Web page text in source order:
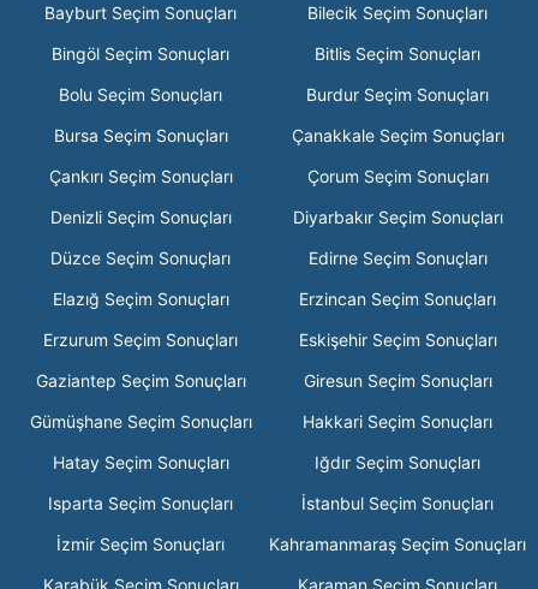
Bayburt Seçim Sonuçları
Bilecik Seçim Sonuçları
Bingöl Seçim Sonuçları
Bitlis Seçim Sonuçları
Bolu Seçim Sonuçları
Burdur Seçim Sonuçları
Bursa Seçim Sonuçları
Çanakkale Seçim Sonuçları
Çankırı Seçim Sonuçları
Çorum Seçim Sonuçları
Denizli Seçim Sonuçları
Diyarbakır Seçim Sonuçları
Düzce Seçim Sonuçları
Edirne Seçim Sonuçları
Elazığ Seçim Sonuçları
Erzincan Seçim Sonuçları
Erzurum Seçim Sonuçları
Eskişehir Seçim Sonuçları
Gaziantep Seçim Sonuçları
Giresun Seçim Sonuçları
Gümüşhane Seçim Sonuçları
Hakkari Seçim Sonuçları
Hatay Seçim Sonuçları
Iğdır Seçim Sonuçları
Isparta Seçim Sonuçları
İstanbul Seçim Sonuçları
İzmir Seçim Sonuçları
Kahramanmaraş Seçim Sonuçları
Karabük Seçim Sonuçları
Karaman Seçim Sonuçları